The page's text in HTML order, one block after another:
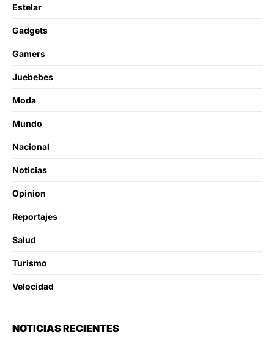
Estelar
Gadgets
Gamers
Juebebes
Moda
Mundo
Nacional
Noticias
Opinion
Reportajes
Salud
Turismo
Velocidad
NOTICIAS RECIENTES